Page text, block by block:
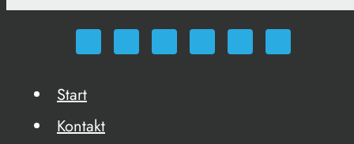
Start
Kontakt